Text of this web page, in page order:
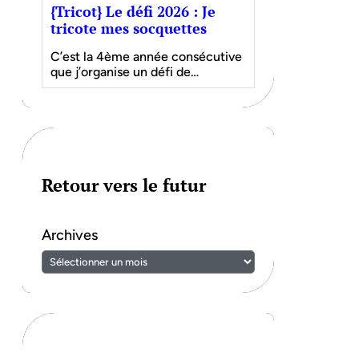
{Tricot} Le défi 2026 : Je
tricote mes socquettes
C’est la 4ème année consécutive
que j’organise un défi de…
Retour vers le futur
Archives